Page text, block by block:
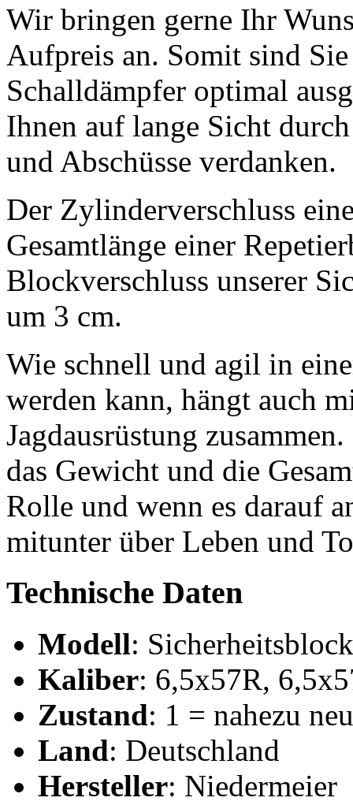
Wir bringen gerne Ihr
Aufpreis an. Somit sind
Schalldämpfer optimal
Ihnen auf lange Sicht
und Abschüsse verdanken.
Der Zylinderverschluss
Gesamtlänge einer
Blockverschluss unserer
um 3 cm.
Wie schnell und agil in
werden kann, hängt auch
Jagdausrüstung
das Gewicht und die
Rolle und wenn es darauf
mitunter über Leben und
Technische Daten
Modell:
Kaliber: 6,5x57R,
Zustand: 1 = nahezu
Land: Deutschland
Hersteller: Niedermeier